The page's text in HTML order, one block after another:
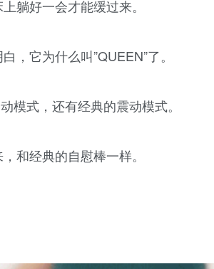
躺好一会才能缓过来。
，它为什么叫”QUEEN”了。
模式，还有经典的震动模式。
和经典的自慰棒一样。